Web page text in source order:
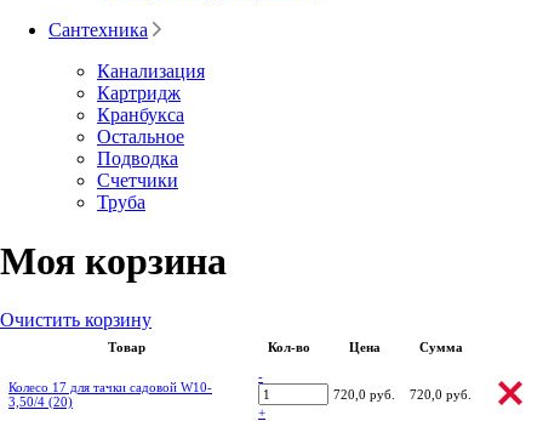
Сантехника
Канализация
Картридж
Кранбукса
Остальное
Подводка
Счетчики
Труба
Моя корзина
Очистить корзину
Товар Кол-во Цена Сумма
Колесо 17 для тачки садовой W10-
3,50/4 (20)
-
+
720,0 руб. 720,0 руб.